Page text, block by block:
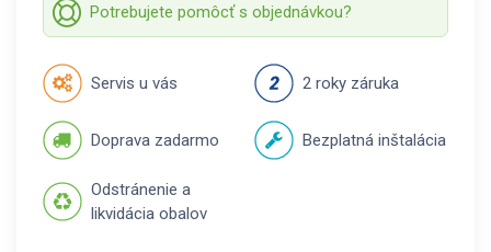
Potrebujete pomôcť s objednávkou?
Servis u vás 2 roky záruka
Doprava zadarmo Bezplatná inštalácia
Odstránenie a
likvidácia obalov